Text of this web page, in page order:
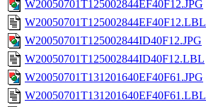
W20050701T125002844EF40F12.JPG
W20050701T125002844EF40F12.LBL
W20050701T125002844ID40F12.JPG
W20050701T125002844ID40F12.LBL
W20050701T131201640EF40F61.JPG
W20050701T131201640EF40F61.LBL